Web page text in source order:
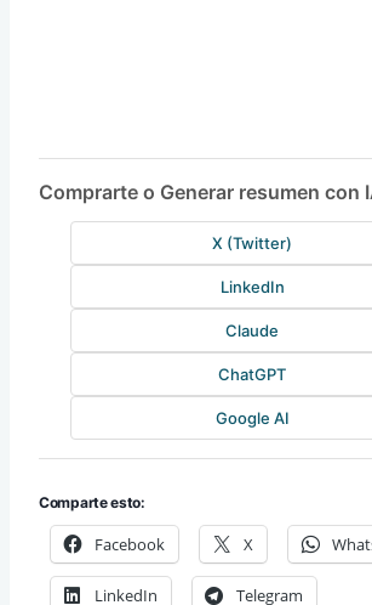
Comprarte o Generar resumen con
X (Twitter)
LinkedIn
Claude
ChatGPT
Google AI
Comparte esto:
Facebook X
LinkedIn Telegram